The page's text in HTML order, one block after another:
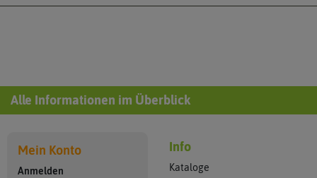
Alle Informationen im Überblick
Mein Konto
Anmelden
Info
Kataloge